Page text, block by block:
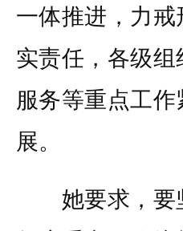
一体推进，力
实责任，各级
服务等重点工
展。
她要求，要坚